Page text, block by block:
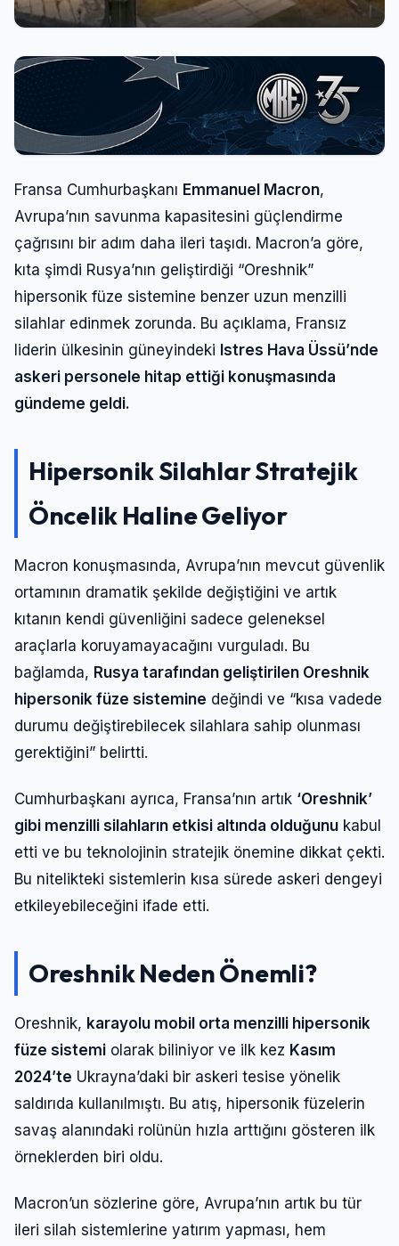
Fransa Cumhurbaşkanı Emmanuel Macron,
Avrupa’nın savunma kapasitesini güçlendirme
çağrısını bir adım daha ileri taşıdı. Macron’a göre,
kıta şimdi Rusya’nın geliştirdiği “Oreshnik”
hipersonik füze sistemine benzer uzun menzilli
silahlar edinmek zorunda. Bu açıklama, Fransız
liderin ülkesinin güneyindeki Istres Hava Üssü’nde
askeri personele hitap ettiği konuşmasında
gündeme geldi.
Hipersonik Silahlar Stratejik
Öncelik Haline Geliyor
Macron konuşmasında, Avrupa’nın mevcut güvenlik
ortamının dramatik şekilde değiştiğini ve artık
kıtanın kendi güvenliğini sadece geleneksel
araçlarla koruyamayacağını vurguladı. Bu
bağlamda, Rusya tarafından geliştirilen Oreshnik
hipersonik füze sistemine değindi ve “kısa vadede
durumu değiştirebilecek silahlara sahip olunması
gerektiğini” belirtti.
Cumhurbaşkanı ayrıca, Fransa’nın artık ‘Oreshnik’
gibi menzilli silahların etkisi altında olduğunu kabul
etti ve bu teknolojinin stratejik önemine dikkat çekti.
Bu nitelikteki sistemlerin kısa sürede askeri dengeyi
etkileyebileceğini ifade etti.
Oreshnik Neden Önemli?
Oreshnik, karayolu mobil orta menzilli hipersonik
füze sistemi olarak biliniyor ve ilk kez Kasım
2024’te Ukrayna’daki bir askeri tesise yönelik
saldırıda kullanılmıştı. Bu atış, hipersonik füzelerin
savaş alanındaki rolünün hızla arttığını gösteren ilk
örneklerden biri oldu.
Macron’un sözlerine göre, Avrupa’nın artık bu tür
ileri silah sistemlerine yatırım yapması, hem